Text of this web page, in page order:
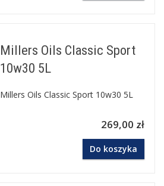
Millers Oils Classic Sport
10w30 5L
Millers Oils Classic Sport 10w30 5L
269,00 zł
Do koszyka